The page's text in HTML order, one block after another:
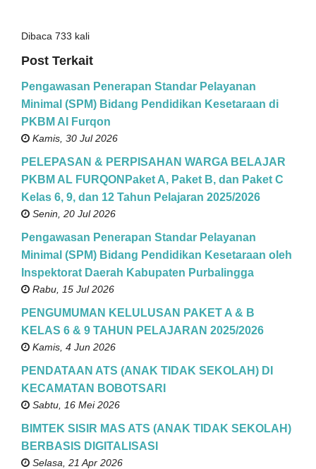
Dibaca 733 kali
Post Terkait
Pengawasan Penerapan Standar Pelayanan
Minimal (SPM) Bidang Pendidikan Kesetaraan di
PKBM Al Furqon
Kamis, 30 Jul 2026
PELEPASAN & PERPISAHAN WARGA BELAJAR
PKBM AL FURQONPaket A, Paket B, dan Paket C
Kelas 6, 9, dan 12 Tahun Pelajaran 2025/2026
Senin, 20 Jul 2026
Pengawasan Penerapan Standar Pelayanan
Minimal (SPM) Bidang Pendidikan Kesetaraan oleh
Inspektorat Daerah Kabupaten Purbalingga
Rabu, 15 Jul 2026
PENGUMUMAN KELULUSAN PAKET A & B
KELAS 6 & 9 TAHUN PELAJARAN 2025/2026
Kamis, 4 Jun 2026
PENDATAAN ATS (ANAK TIDAK SEKOLAH) DI
KECAMATAN BOBOTSARI
Sabtu, 16 Mei 2026
BIMTEK SISIR MAS ATS (ANAK TIDAK SEKOLAH)
BERBASIS DIGITALISASI
Selasa, 21 Apr 2026